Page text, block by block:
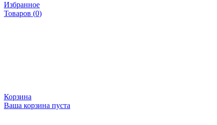
Избранное
Товаров (0)
Корзина
Ваша корзина пуста